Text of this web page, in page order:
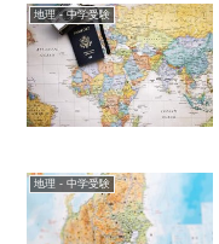
地理 - 中学受験
地理 - 中学受験